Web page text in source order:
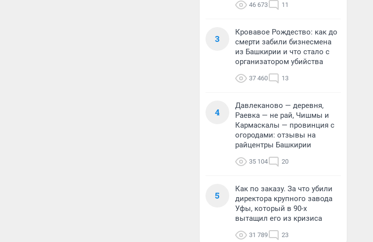
46 673 11
3
Кровавое Рождество: как до
смерти забили бизнесмена
из Башкирии и что стало с
организатором убийства
37 460 13
4
Давлеканово — деревня,
Раевка — не рай, Чишмы и
Кармаскалы — провинция с
огородами: отзывы на
райцентры Башкирии
35 104 20
5
Как по заказу. За что убили
директора крупного завода
Уфы, который в 90-х
вытащил его из кризиса
31 789 23